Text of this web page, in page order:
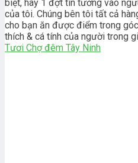
biệt, hãy 1 đợt tin tưởng vào
của tôi. Chúng bên tôi tất cả
cho bạn ăn được điểm trong
thích & cá tính của người trong
Tươi Chợ đêm Tây Ninh